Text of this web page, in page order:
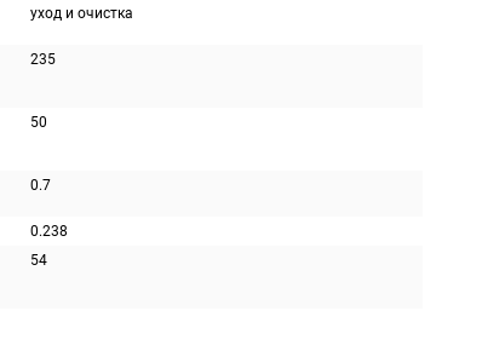
уход и очистка
235
50
0.7
0.238
54